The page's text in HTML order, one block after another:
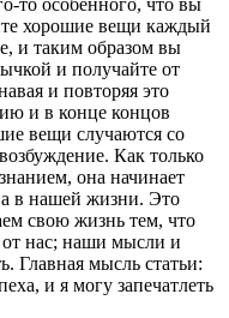
хорошие вещи каждый
и таким образом вы
и получайте от
и повторяя это
и в конце концов
вещи случаются со
Как только
она начинает
в нашей жизни. Это
свою жизнь тем, что
от нас; наши мысли и
Главная мысль статьи:
и я могу запечатлеть